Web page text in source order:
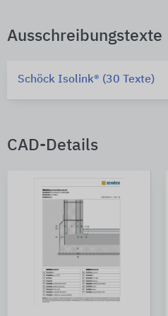
Ausschreibungstexte
Schöck Isolink® (30 Texte)
CAD-Details